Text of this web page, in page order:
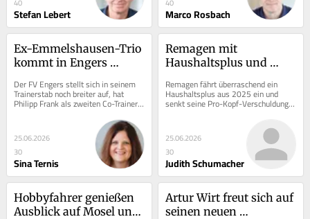
Stefan Lebert Marco Rosbach
Ex-Emmelshausen-Trio
kommt in Engers
Der FV Engers stellt sich in seinem
Trainerstab noch breiter auf, hat
Philipp Frank als zweiten Co-Trainer
neben Martin Weber verpflichtet.
25.06.2026
30
Sina Ternis
Remagen mit
Haushaltsplus und
Remagen fährt überraschend ein
Haushaltsplus aus 2025 ein und
senkt seine Pro-Kopf-Verschuldung.
25.06.2026
30
Judith Schumacher
Hobbyfahrer genießen
Ausblick auf Mosel und
Artur Wirt freut sich auf
seinen neuen